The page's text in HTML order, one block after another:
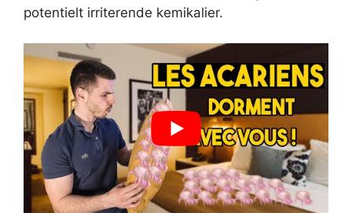
potentielt irriterende kemikalier.